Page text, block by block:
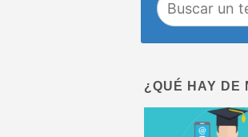
¿QUÉ HAY DE